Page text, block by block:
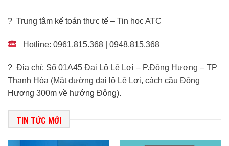
? Trung tâm kế toán thực tế – Tin học ATC
Hotline: 0961.815.368 | 0948.815.368
? Địa chỉ: Số 01A45 Đại Lộ Lê Lợi – P.Đông Hương – TP
Thanh Hóa (Mặt đường đại lộ Lê Lợi, cách cầu Đông
Hương 300m về hướng Đông).
TIN TỨC MỚI